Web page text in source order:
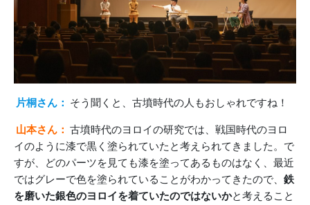
片桐さん： そう聞くと、古墳時代の人もおしゃれですね！
山本さん： 古墳時代のヨロイの研究では、戦国時代のヨロ
イのように漆で黒く塗られていたと考えられてきました。で
すが、どのパーツを見ても漆を塗ってあるものはなく、最近
ではグレーで色を塗られていることがわかってきたので、 鉄
を磨いた銀色のヨロイを着ていたのではないかと考えること